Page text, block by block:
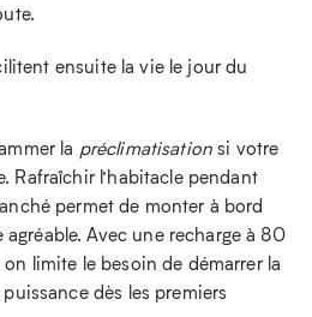
ensuite la vie le jour du
la préclimatisation si votre
Rafraîchir l’habitacle pendant
permet de monter à bord
Avec une recharge à 80
limite le besoin de démarrer la
dès les premiers